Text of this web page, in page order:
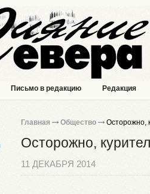
Письмо в редакцию Редакция
Главная Общество Осторожно,
Осторожно,
11 ДЕКАБРЯ 2014